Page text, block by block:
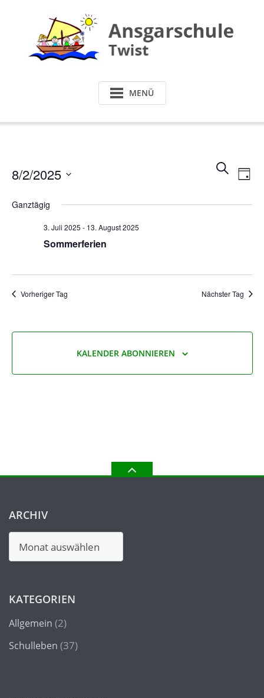
MENÜ
SUCHE
TAG
8/2/2025
wählen.
Ganztägig
3. Juli 2025 - 13. August 2025
Sommerferien
Vorheriger Tag Nächster Tag
KALENDER ABONNIEREN
ARCHIV
KATEGORIEN
Allgemein (2)
Schulleben (37)